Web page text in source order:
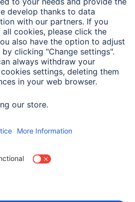
PVC
0,60 m